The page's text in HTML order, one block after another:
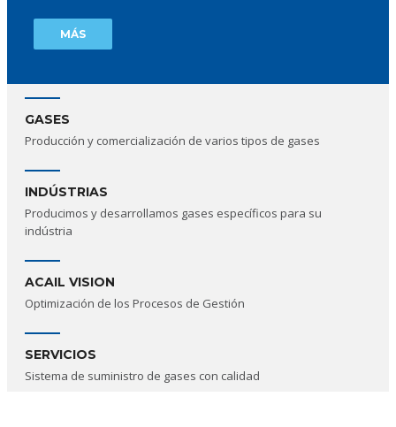
MÁS
GASES
Producción y comercialización de varios tipos de gases
INDÚSTRIAS
Producimos y desarrollamos gases específicos para su
indústria
ACAIL VISION
Optimización de los Procesos de Gestión
SERVICIOS
Sistema de suministro de gases con calidad